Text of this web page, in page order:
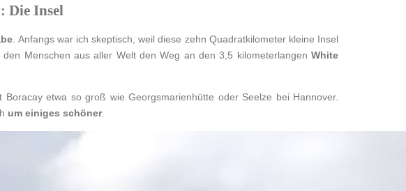
Die Insel
. Anfangs war ich skeptisch, weil diese zehn Quadratkilometer kleine Insel
Menschen aus aller Welt den Weg an den 3,5 kilometerlangen White
etwa so groß wie Georgsmarienhütte oder Seelze bei Hannover.
um einiges schöner.